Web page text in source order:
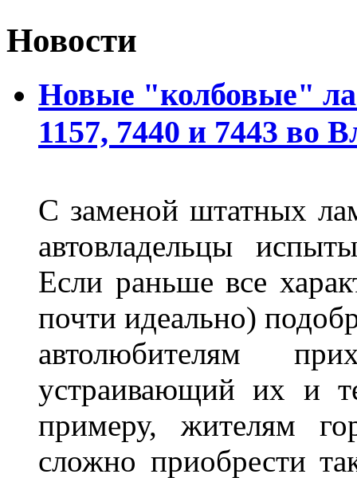
Новости
Новые "колбовые"
1157, 7440 и 7443 во
С заменой штатных
автовладельцы
Если раньше все
почти идеально)
автолюбителям
устраивающий их и
примеру, жителям
сложно приобрести